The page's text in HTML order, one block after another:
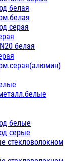
белая
серая
белая
белые
серые
стекловолокном